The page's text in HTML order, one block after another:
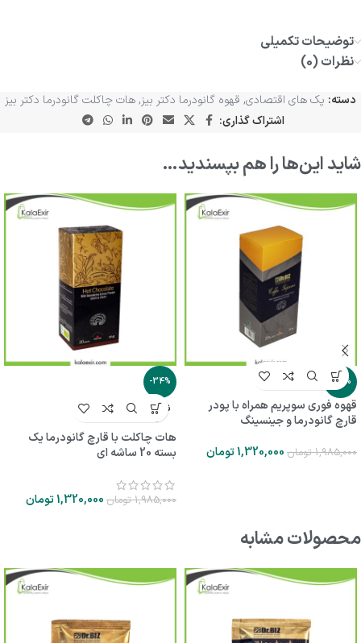
توضیحات تکمیلی
نظرات (0)
دسته: پک های اقتصادی, قهوه گانودرما دکتر بیز,هات چاکلت گانودرما دکتر بیز
اشتراک گذاری:
شاید این‌ها را هم بپسندید…
-34%
قهوه فوری سوپریم همراه با پودر
قارچ گانودرما و جینسینگ
1,985,000 تومان 1,320,000تومان
-34%
ناموجو
د
هات چاکلت با قارچ گانودرما یک
بسته 20 ساشه ای
1,985,000 تومان 1,320,000تومان
محصولات مشابه